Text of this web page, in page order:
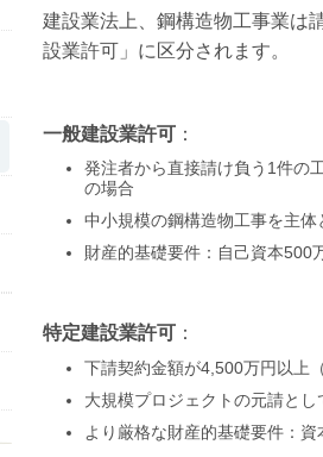
建設業法上、鋼構造物工事業は
設業許可」に区分されます。
一般建設業許可 ：
発注者から直接請け負う1件の
の場合
中小規模の鋼構造物工事を主体
財産的基礎要件：自己資本500
特定建設業許可 ：
下請契約金額が4,500万円以上
大規模プロジェクトの元請と
より厳格な財産的基礎要件：